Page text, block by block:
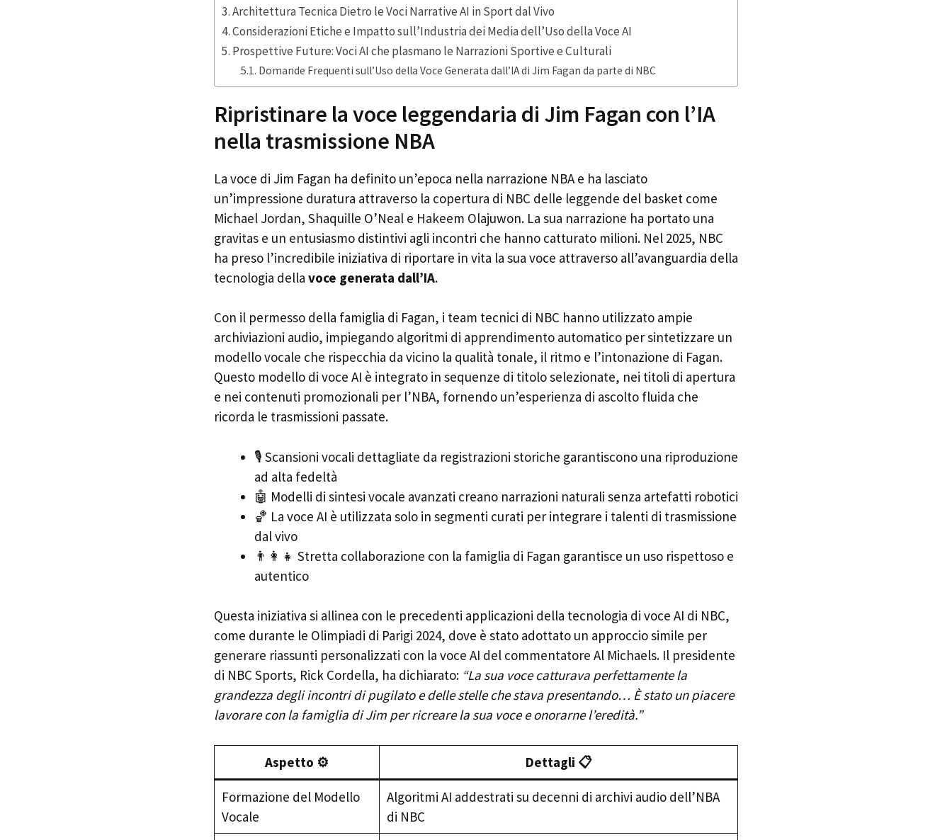
Architettura Tecnica Dietro le Voci Narrative AI in Sport dal Vivo
Considerazioni Etiche e Impatto sull’Industria dei Media dell’Uso della Voce AI
Prospettive Future: Voci AI che plasmano le Narrazioni Sportive e Culturali
Domande Frequenti sull’Uso della Voce Generata dall’IA di Jim Fagan da parte di NBC
Ripristinare la voce leggendaria di Jim Fagan con l’IA
nella trasmissione NBA
La voce di Jim Fagan ha definito un’epoca nella narrazione NBA e ha lasciato
un’impressione duratura attraverso la copertura di NBC delle leggende del basket come
Michael Jordan, Shaquille O’Neal e Hakeem Olajuwon. La sua narrazione ha portato una
gravitas e un entusiasmo distintivi agli incontri che hanno catturato milioni. Nel 2025, NBC
ha preso l’incredibile iniziativa di riportare in vita la sua voce attraverso all’avanguardia della
tecnologia della voce generata dall’IA.
Con il permesso della famiglia di Fagan, i team tecnici di NBC hanno utilizzato ampie
archiviazioni audio, impiegando algoritmi di apprendimento automatico per sintetizzare un
modello vocale che rispecchia da vicino la qualità tonale, il ritmo e l’intonazione di Fagan.
Questo modello di voce AI è integrato in sequenze di titolo selezionate, nei titoli di apertura
e nei contenuti promozionali per l’NBA, fornendo un’esperienza di ascolto fluida che
ricorda le trasmissioni passate.
🎙️ Scansioni vocali dettagliate da registrazioni storiche garantiscono una riproduzione
ad alta fedeltà
🤖 Modelli di sintesi vocale avanzati creano narrazioni naturali senza artefatti robotici
🏀 La voce AI è utilizzata solo in segmenti curati per integrare i talenti di trasmissione
dal vivo
👨‍👩‍👧 Stretta collaborazione con la famiglia di Fagan garantisce un uso rispettoso e
autentico
Questa iniziativa si allinea con le precedenti applicazioni della tecnologia di voce AI di NBC,
come durante le Olimpiadi di Parigi 2024, dove è stato adottato un approccio simile per
generare riassunti personalizzati con la voce AI del commentatore Al Michaels. Il presidente
di NBC Sports, Rick Cordella, ha dichiarato: “La sua voce catturava perfettamente la
grandezza degli incontri di pugilato e delle stelle che stava presentando… È stato un piacere
lavorare con la famiglia di Jim per ricreare la sua voce e onorarne l’eredità.”
Aspetto ⚙️ Dettagli 📋
Formazione del Modello
Vocale
Algoritmi AI addestrati su decenni di archivi audio dell’NBA
di NBC